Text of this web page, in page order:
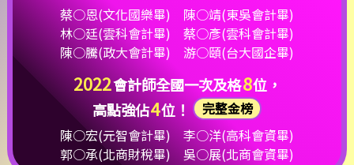
蔡○恩(文化國樂畢)
陳○靖(東吳會計畢)
林○廷(雲科會計畢)
蔡○彥(雲科會計畢)
陳○騰(政大會計畢)
游○頤(台大國企畢)
2022會計師全國一次及格8位，
高點強佔4位！
完整金榜
陳○宏(元智會計畢)
李○洋(高科會資畢)
郭○承(北商財稅畢)
吳○展(北商會資畢)